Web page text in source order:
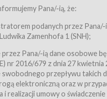
– wybrane dokumenty
przez Usługodawcę dla
wydarzeniach specjalnych i
– sklep internetowy prowadzony
– niniejszy regulamin.
ogólne
określa zasady:
Pana/-ią, że:
podanych przez
Zamenhofa 1 (SNH);
przez Pana/-ią dane osobowe
nr 2016/679 z dnia 27
swobodnego przepływu takich
elektroniczną oraz w
i realizacji umowy o